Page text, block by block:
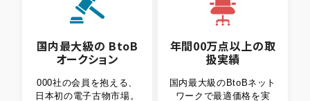
国内最大級の BtoB
オークション
000社の会員を抱える、
日本初の電子古物市場。
年間00万点以上の取
扱実績
国内最大級のBtoBネット
ワークで最適価格を実